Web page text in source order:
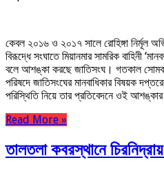
কেবল ২০১৬ ও ২০১৭ সালে রোহিঙ্গা নির্মূল
বিরূদ্ধে সংঘাতে মিয়ানমার সামরিক বাহিনী
বলে আশঙ্কা করছে জাতিসংঘ। গতকাল
পরিষদে জাতিসংঘের মানবাধিকার বিষয়ক
পরিস্থিতি নিয়ে তার প্রতিবেদনে ওই
Read More »
তালতলা কবরস্থানে